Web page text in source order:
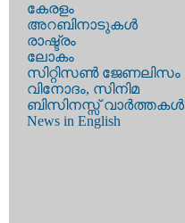
കേരളം
അറബിനാടുകള്‍
രാഷ്ട്രം
ലോകം
സിറ്റിസണ്‍ ജേണലിസം
വിനോദം, സിനിമ
ബിസിനസ്സ് വാര്‍ത്തകള്‍
News in English